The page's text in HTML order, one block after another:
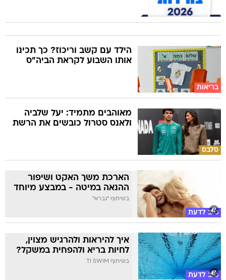
בריאות
הילד עם קשב וריכוז? כך תכינו
אותו השבוע לקראת הביה"ס
סלבס
מאוהבים מתמיד: יעל שלביה
ולאנס סטרול כובשים את הרשת
טוב לדעת
הארכת משך האקט ושיפור
ההנאה במיטה - במבצע מיוחד
בשיתוף "גברא"
טוב לדעת
איך להיראות ולהרגיש מצוין,
לחיות בריא ולהפחית במשקל?
בשיתוף TI SWIM